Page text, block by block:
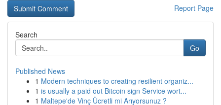
Report Page
Search
Go
Published News
1 Modern techniques to creating resilient organiz...
1 is usually a paid out Bitcoin sign Service wort...
1 Maltepe'de Vinç Ücretli mi Arıyorsunuz ?